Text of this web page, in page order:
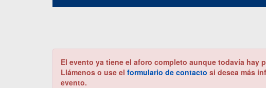
El evento ya tiene el aforo completo aunque todavía hay
Llámenos o use el formulario de contacto si desea más
evento.